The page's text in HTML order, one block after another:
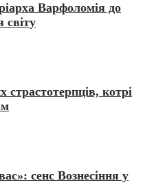
Варфоломія до
світу
котрі
сенс Вознесіння у